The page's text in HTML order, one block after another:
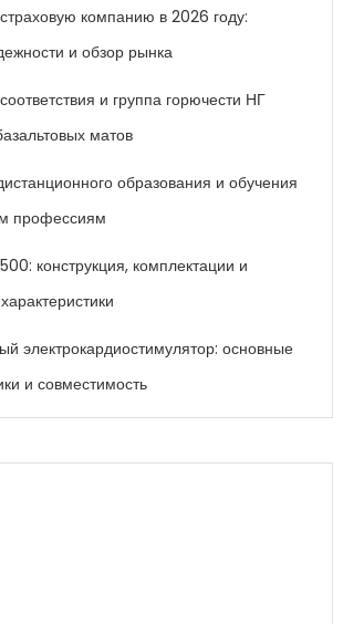
компанию в 2026 году:
и обзор рынка
и группа горючести НГ
матов
образования и обучения
профессиям
конструкция, комплектации и
электрокардиостимулятор: основные
и совместимость